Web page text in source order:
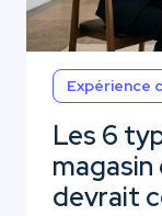
Expérience
Les 6
devrait